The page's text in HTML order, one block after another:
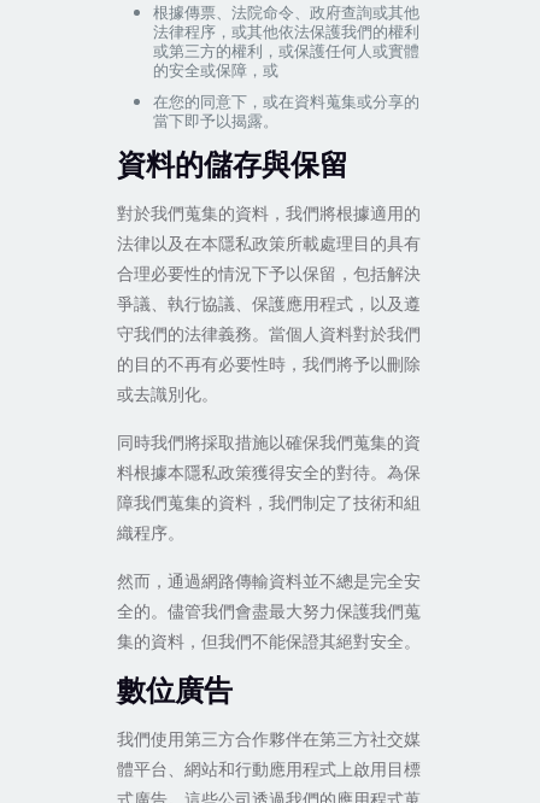
根據傳票、法院命令、政府查詢或其他
法律程序，或其他依法保護我們的權利
或第三方的權利，或保護任何人或實體
的安全或保障，或
在您的同意下，或在資料蒐集或分享的
當下即予以揭露。
資料的儲存與保留
對於我們蒐集的資料，我們將根據適用的
法律以及在本隱私政策所載處理目的具有
合理必要性的情況下予以保留，包括解決
爭議、執行協議、保護應用程式，以及遵
守我們的法律義務。當個人資料對於我們
的目的不再有必要性時，我們將予以刪除
或去識別化。
同時我們將採取措施以確保我們蒐集的資
料根據本隱私政策獲得安全的對待。為保
障我們蒐集的資料，我們制定了技術和組
織程序。
然而，通過網路傳輸資料並不總是完全安
全的。儘管我們會盡最大努力保護我們蒐
集的資料，但我們不能保證其絕對安全。
數位廣告
我們使用第三方合作夥伴在第三方社交媒
體平台、網站和行動應用程式上啟用目標